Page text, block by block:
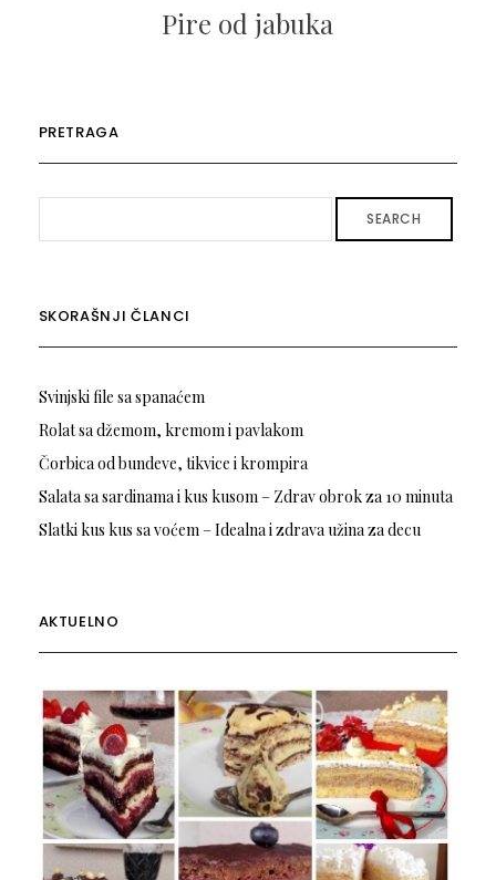
Pire od jabuka
PRETRAGA
SEARCH
SKORAŠNJI ČLANCI
Svinjski file sa spanaćem
Rolat sa džemom, kremom i pavlakom
Čorbica od bundeve, tikvice i krompira
Salata sa sardinama i kus kusom – Zdrav obrok za 10 minuta
Slatki kus kus sa voćem – Idealna i zdrava užina za decu
AKTUELNO